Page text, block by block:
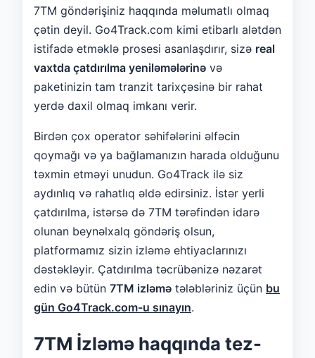
7TM göndərişiniz haqqında məlumatlı olmaq
çətin deyil. Go4Track.com kimi etibarlı alətdən
istifadə etməklə prosesi asanlaşdırır, sizə real
vaxtda çatdırılma yeniləmələrinə və
paketinizin tam tranzit tarixçəsinə bir rahat
yerdə daxil olmaq imkanı verir.
Birdən çox operator səhifələrini əlfəcin
qoymağı və ya bağlamanızın harada olduğunu
təxmin etməyi unudun. Go4Track ilə siz
aydınlıq və rahatlıq əldə edirsiniz. İstər yerli
çatdırılma, istərsə də 7TM tərəfindən idarə
olunan beynəlxalq göndəriş olsun,
platformamız sizin izləmə ehtiyaclarınızı
dəstəkləyir. Çatdırılma təcrübənizə nəzarət
edin və bütün 7TM izləmə tələbləriniz üçün bu
gün Go4Track.com-u sınayın.
7TM İzləmə haqqında tez-